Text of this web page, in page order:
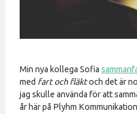
Min nya kollega Sofia
med fart och fläktoch det är
jag skulle använda för att
år här på Plyhm